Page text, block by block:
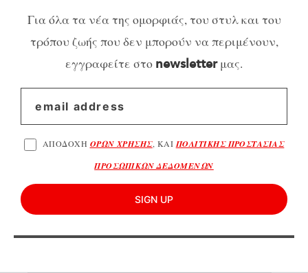
Για όλα τα νέα της ομορφιάς, του στυλ και του
τρόπου ζωής που δεν μπορούν να περιμένουν,
εγγραφείτε στο newsletterμας.
ΑΠΟΔΟΧΗ ΟΡΩΝ ΧΡΗΣΗΣ, ΚΑΙ ΠΟΛΙΤΙΚΗΣ ΠΡΟΣΤΑΣΙΑΣ
ΠΡΟΣΩΠΙΚΩΝ ΔΕΔΟΜΕΝΩΝ
SIGN UP